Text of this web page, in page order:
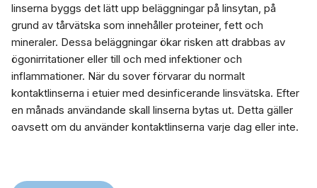
linserna byggs det lätt upp beläggningar på linsytan, på
grund av tårvätska som innehåller proteiner, fett och
mineraler. Dessa beläggningar ökar risken att drabbas av
ögonirritationer eller till och med infektioner och
inflammationer. När du sover förvarar du normalt
kontaktlinserna i etuier med desinficerande linsvätska. Efter
en månads användande skall linserna bytas ut. Detta gäller
oavsett om du använder kontaktlinserna varje dag eller inte.